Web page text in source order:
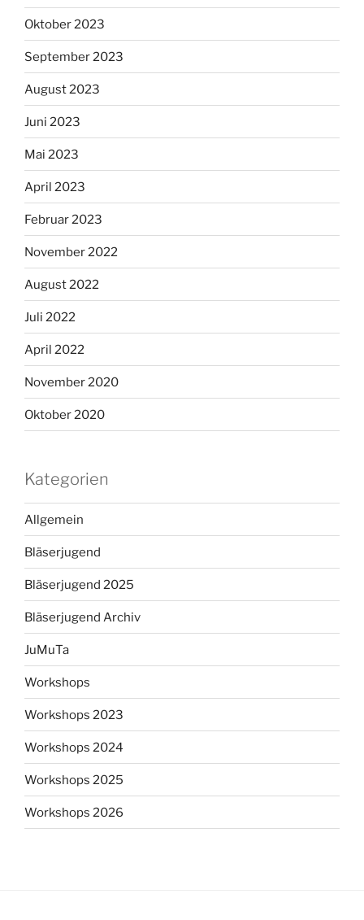
Oktober 2023
September 2023
August 2023
Juni 2023
Mai 2023
April 2023
Februar 2023
November 2022
August 2022
Juli 2022
April 2022
November 2020
Oktober 2020
Kategorien
Allgemein
Bläserjugend
Bläserjugend 2025
Bläserjugend Archiv
JuMuTa
Workshops
Workshops 2023
Workshops 2024
Workshops 2025
Workshops 2026